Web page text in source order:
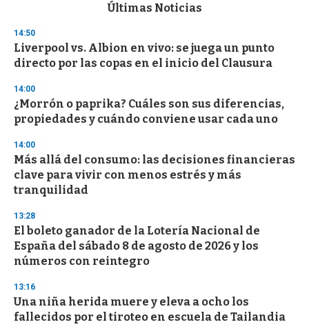
d
s
o
f
3
s
e
c
n
d
Últimas Noticias
14:50
Liverpool vs. Albion en vivo: se juega un punto
directo por las copas en el inicio del Clausura
14:00
¿Morrón o paprika? Cuáles son sus diferencias,
propiedades y cuándo conviene usar cada uno
14:00
Más allá del consumo: las decisiones financieras
clave para vivir con menos estrés y más
tranquilidad
13:28
El boleto ganador de la Lotería Nacional de
España del sábado 8 de agosto de 2026 y los
números con reintegro
13:16
Una niña herida muere y eleva a ocho los
fallecidos por el tiroteo en escuela de Tailandia